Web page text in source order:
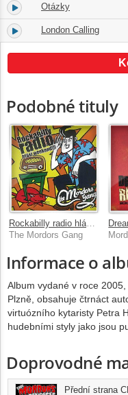
13. Otázky
14. London Calling
Podobné tituly
The Mordors Gang
Informace o
Album vydané v roce
Plzně, obsahuje čtrnáct
virtuózního kytaristy Petra
hudebními styly jako jsou
Doprovodné
Přední strana